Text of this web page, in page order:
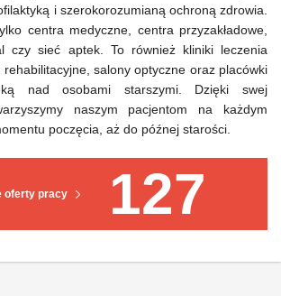
oferty pracy 127
i szerokorozumianą ochroną zdrowia.
centra medyczne, centra przyzakładowe,
czy sieć aptek. To również kliniki leczenia
rehabilitacyjne, salony optyczne oraz placówki
nad osobami starszymi. Dzięki swej
naszym pacjentom na każdym
poczęcia, aż do późnej starości.